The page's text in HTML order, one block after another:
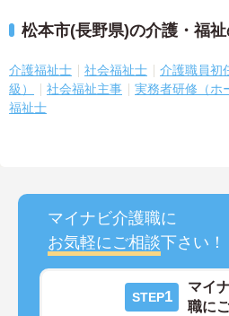
松本市(長野県)の介護・福
介護福祉士 社会福祉士
介護職員初
級）
社会福祉主事 実務者研修（ホ
福祉士
マイナビ介護職に
お気軽にご相談下さい！
STEP1
マイ
職に